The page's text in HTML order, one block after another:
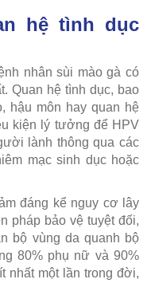
hệ tình dục
nhân sùi mào gà có
Quan hệ tình dục, bao
hậu môn hay quan hệ
kiện lý tưởng để HPV
lành thông qua các
mạc sinh dục hoặc
đáng kể nguy cơ lây
pháp bảo vệ tuyệt đối,
bộ vùng da quanh bộ
80% phụ nữ và 90%
nhất một lần trong đời,